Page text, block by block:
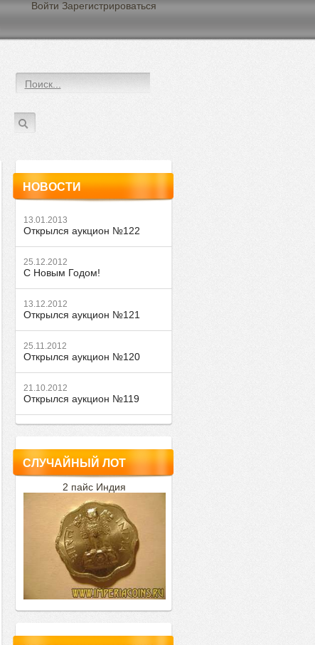
Войти Зарегистрироваться
НОВОСТИ
13.01.2013
Открылся аукцион №122
25.12.2012
С Новым Годом!
13.12.2012
Открылся аукцион №121
25.11.2012
Открылся аукцион №120
21.10.2012
Открылся аукцион №119
СЛУЧАЙНЫЙ ЛОТ
2 пайс Индия